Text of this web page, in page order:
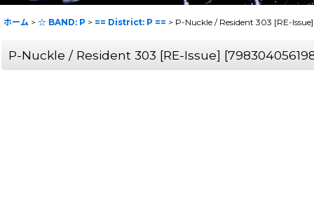
ホーム > ☆ BAND: P > == District: P == > P-Nuckle / Resident 303 [RE-Issue]
P-Nuckle / Resident 303 [RE-Issue] [